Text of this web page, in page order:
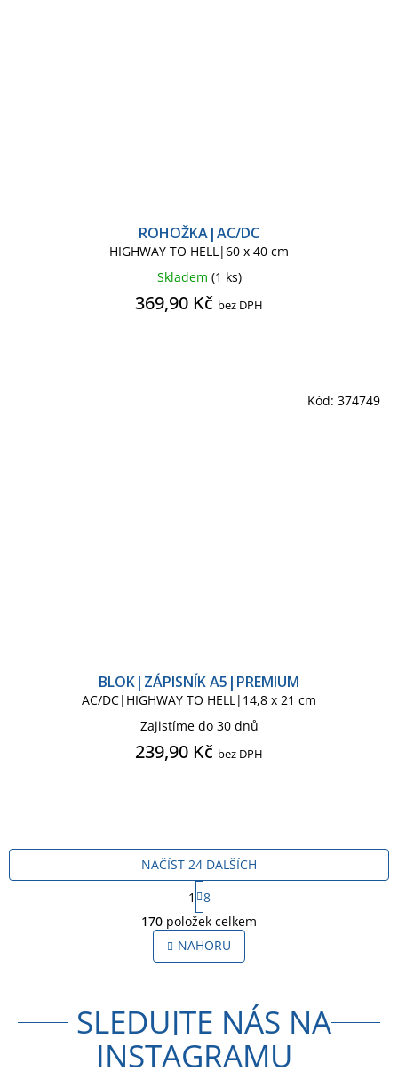
ROHOŽKA|AC/DC
HIGHWAY TO HELL|60 x 40 cm
Skladem (1 ks)
369,90 Kč bez DPH
BLOK|ZÁPISNÍK A5|PREMIUM
AC/DC|HIGHWAY TO HELL|14,8 x 21 cm
Zajistíme do 30 dnů
239,90 Kč bez DPH
Kód: 374749
O
v
l
á
c
í
p
r
NAČÍST 24 DALŠÍCH
S
t
r
á
n
k
á
n
í
1
8
170 položek celkem
NAHORU
SLEDUJTE NÁS NA
INSTAGRAMU